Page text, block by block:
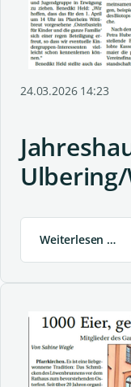
24.03.2026 14:23
Weiterlesen …